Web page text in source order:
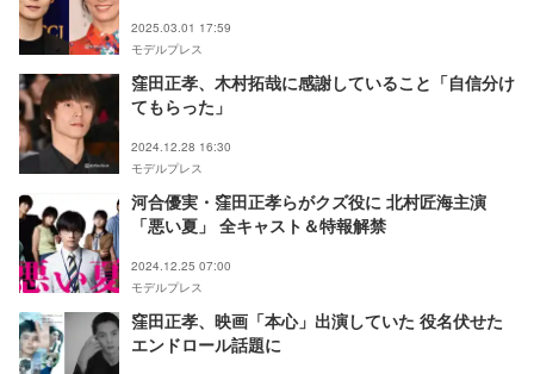
2025.03.01 17:59
モデルプレス
窪田正孝、木村拓哉に感謝していること「自信分け
てもらった」
2024.12.28 16:30
モデルプレス
河合優実・窪田正孝らがクズ役に 北村匠海主演
「悪い夏」 全キャスト＆特報解禁
2024.12.25 07:00
モデルプレス
窪田正孝、映画「本心」出演していた 役名伏せた
エンドロール話題に